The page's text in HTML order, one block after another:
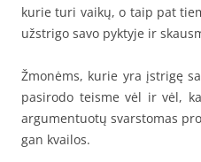
kurie turi vaikų, o taip pat
užstrigo savo pyktyje ir
Žmonėms, kurie yra įstrigę
pasirodo teisme vėl ir vėl,
argumentuotų svarstomas
gan kvailos.